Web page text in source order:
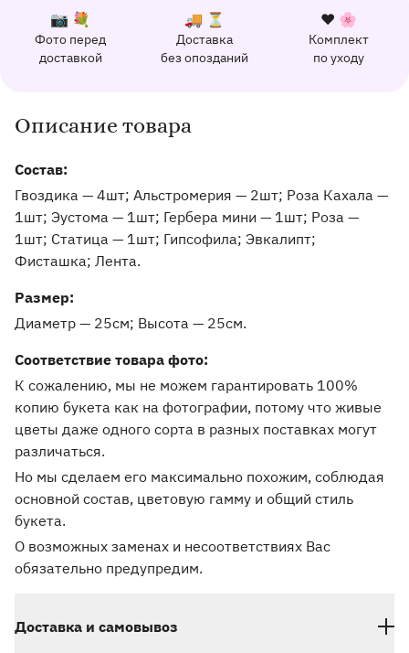
Почему выбирают Флорео
К каждому заказу прилагается:
Фото перед
доставкой
📷 💐
Доставка
без опозданий
🚚 ⏳
Комплект
по уходу
❤️ 🌸
Качественный сервис
162 отзыва с оценкой 5.0 ⭐
Информация о товаре и оказываемых услугах
Описание товара
Состав:
Гвоздика — 4шт; Альстромерия — 2шт; Роза Кахала —
1шт; Эустома — 1шт; Гербера мини — 1шт; Роза —
1шт; Статица — 1шт; Гипсофила; Эвкалипт;
Фисташка; Лента.
Pазмер:
Диаметр — 25см Высота — 25см
Соответствие товара фото:
К сожалению, мы не можем гарантировать 100%
копию букета как на фотографии, потому что живые
цветы даже одного сорта в разных поставках могут
различаться.
Но мы сделаем его максимально похожим, соблюдая
основной состав, цветовую гамму и общий стиль
букета.
О возможных заменах и несоответствиях Вас
обязательно предупредим.
Доставка и самовывоз